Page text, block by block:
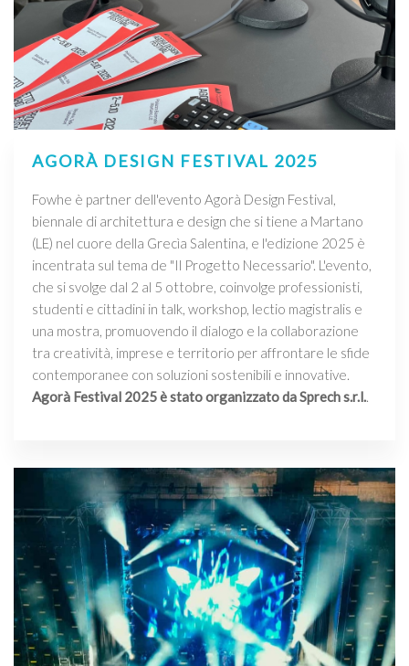
AGORÀ DESIGN FESTIVAL 2025
Fowhe è partner dell'evento Agorà Design Festival,
biennale di architettura e design che si tiene a Martano
(LE) nel cuore della Grecìa Salentina, e l'edizione 2025 è
incentrata sul tema de "Il Progetto Necessario". L'evento,
che si svolge dal 2 al 5 ottobre, coinvolge professionisti,
studenti e cittadini in talk, workshop, lectio magistralis e
una mostra, promuovendo il dialogo e la collaborazione
tra creatività, imprese e territorio per affrontare le sfide
contemporanee con soluzioni sostenibili e innovative.
Agorà Festival 2025 è stato organizzato da Sprech s.r.l..